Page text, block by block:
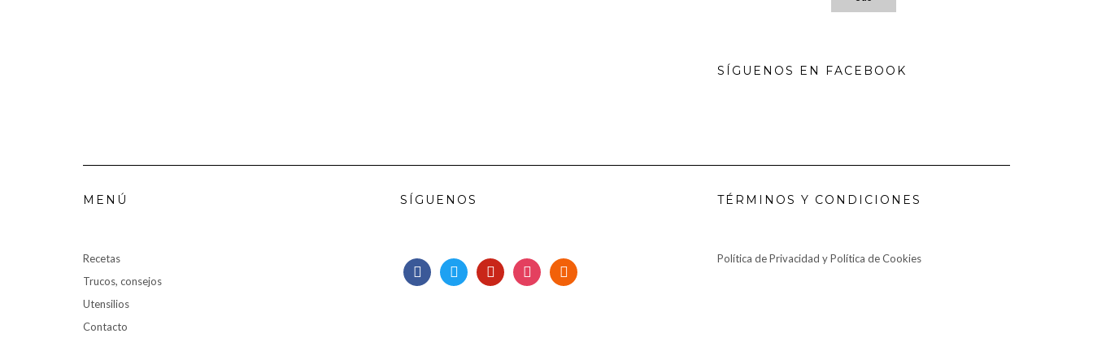
SÍGUENOS EN FACEBOOK
MENÚ
Recetas
Trucos, consejos
Utensilios
Contacto
SÍGUENOS
facebooktwitter pinterestinstagramrss
TÉRMINOS Y CONDICIONES
Política de Privacidad y Política de Cookies